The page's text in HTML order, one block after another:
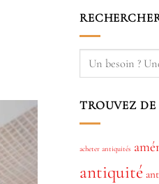
TROUVEZ
acheter antiquités
antiquité